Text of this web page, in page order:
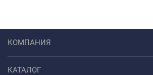
КОМПАНИЯ
КАТАЛОГ